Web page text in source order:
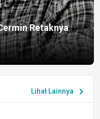
Retaknya
Lihat Lainnya chevron_right